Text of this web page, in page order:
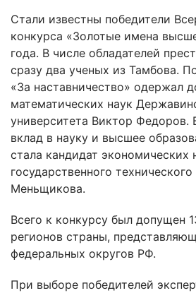
Стали известны победители
конкурса «Золотые имена
года. В числе обладателей
сразу два ученых из Тамбова.
«За наставничество» одержал
математических наук
университета Виктор Федоров.
вклад в науку и высшее
стала кандидат экономических
государственного
Меньщикова.
Всего к конкурсу был допущен
регионов страны,
федеральных округов РФ.
При выборе победителей